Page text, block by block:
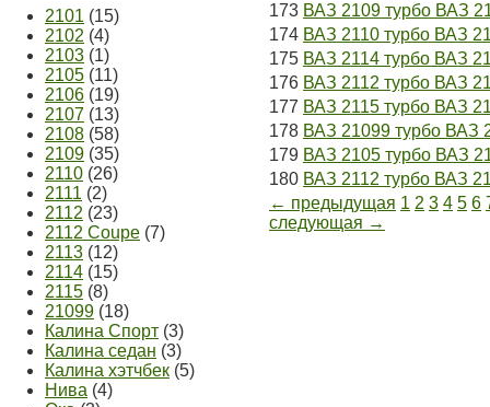
2101 (15)
2102 (4)
2103 (1)
2105 (11)
2106 (19)
2107 (13)
2108 (58)
2109 (35)
2110 (26)
2111 (2)
2112 (23)
2112 Coupe (7)
2113 (12)
2114 (15)
2115 (8)
21099 (18)
Калина Спорт (3)
Калина седан (3)
Калина хэтчбек (5)
Нива (4)
173 ВАЗ 2109 турбо ВАЗ
174 ВАЗ 2110 турбо ВАЗ
175 ВАЗ 2114 турбо ВАЗ
176 ВАЗ 2112 турбо ВАЗ
177 ВАЗ 2115 турбо ВАЗ
178 ВАЗ 21099 турбо ВАЗ
179 ВАЗ 2105 турбо ВАЗ
180 ВАЗ 2112 турбо ВАЗ
← предыдущая 1 2 3 4 5 6
следующая →